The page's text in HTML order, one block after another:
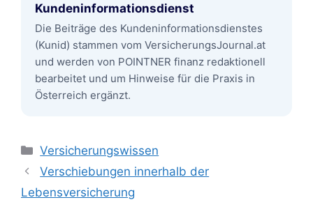
Kundeninformationsdienst
Die Beiträge des Kundeninformationsdienstes
(Kunid) stammen vom VersicherungsJournal.at
und werden von POINTNER finanz redaktionell
bearbeitet und um Hinweise für die Praxis in
Österreich ergänzt.
Kategorien
Versicherungswissen
Verschiebungen innerhalb der
Lebensversicherung